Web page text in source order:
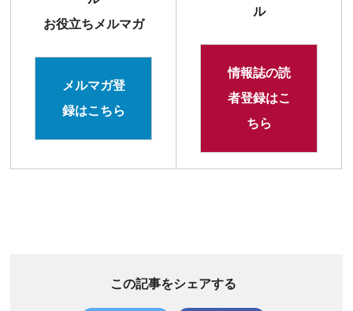
お役立ちメルマガ
メルマガ登
録はこちら
ル
情報誌の読
者登録はこ
ちら
この記事をシェアする